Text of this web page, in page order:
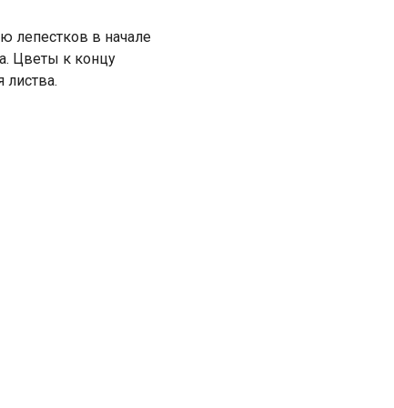
лепестков в начале
Цветы к концу
листва.